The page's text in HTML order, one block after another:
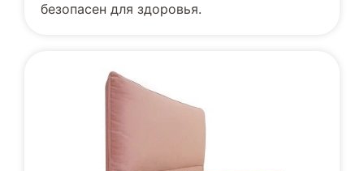
безопасен для здоровья.